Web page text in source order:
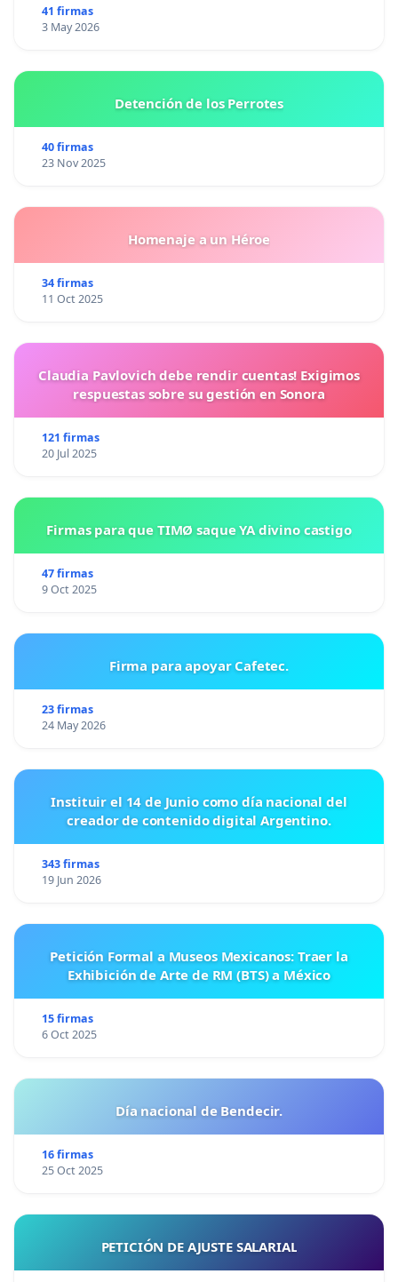
41 firmas
3 May 2026
Detención de los Perrotes
40 firmas
23 Nov 2025
Homenaje a un Héroe
34 firmas
11 Oct 2025
Claudia Pavlovich debe rendir cuentas! Exigimos
respuestas sobre su gestión en Sonora
121 firmas
20 Jul 2025
Firmas para que TIMØ saque YA divino castigo
47 firmas
9 Oct 2025
Firma para apoyar Cafetec.
23 firmas
24 May 2026
Instituir el 14 de Junio como día nacional del
creador de contenido digital Argentino.
343 firmas
19 Jun 2026
Petición Formal a Museos Mexicanos: Traer la
Exhibición de Arte de RM (BTS) a México
15 firmas
6 Oct 2025
Día nacional de Bendecir.
16 firmas
25 Oct 2025
PETICIÓN DE AJUSTE SALARIAL